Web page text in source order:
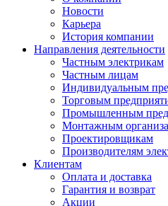
Новости
Карьера
История компании
Направления деятельности
Частным электрикам
Частным лицам
Индивидуальным
Торговым
Промышленным
Монтажным
Проектировщикам
Производителям
Клиентам
Оплата и доставка
Гарантия и возврат
Акции